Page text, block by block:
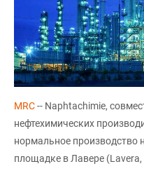
MRC-- Naphtachimie,
нефтехимических
нормальное производство
площадке в Лавере